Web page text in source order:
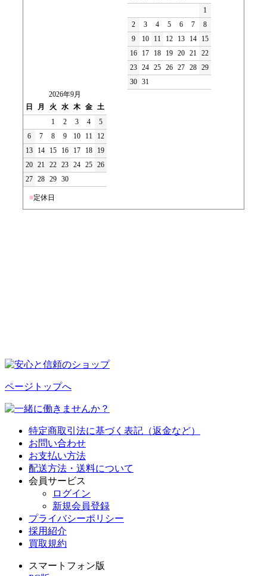
1
2
3 4 5 6 7
8
9
10 11 12 13 14
15
16
17 18 19 20 21 22
23 24 25 26 27 28 29
30 31
2026年9月
日
月 火 水 木 金 土
1
2 3 4
5
6
7 8 9 10 11
12
13
14 15 16 17 18
19
20 21 22 23 24 25 26
27 28 29 30
■定休日
ページトップへ
特定商取引法に基づく表記（返金など）
お問い合わせ
お支払い方法
配送方法・送料について
会員サービス
ログイン
新規会員登録
プライバシーポリシー
採用紹介
買取規約
スマートフォン版